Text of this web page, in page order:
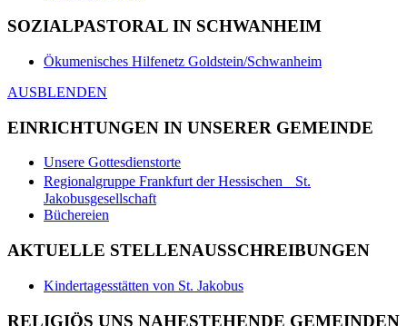
SOZIALPASTORAL IN SCHWANHEIM
Ökumenisches Hilfenetz Goldstein/Schwanheim
AUSBLENDEN
EINRICHTUNGEN IN UNSERER GEMEINDE
Unsere Gottesdienstorte
Regionalgruppe Frankfurt der Hessischen St.
Jakobusgesellschaft
Büchereien
AKTUELLE STELLENAUSSCHREIBUNGEN
Kindertagesstätten von St. Jakobus
RELIGIÖS UNS NAHESTEHENDE GEMEINDEN